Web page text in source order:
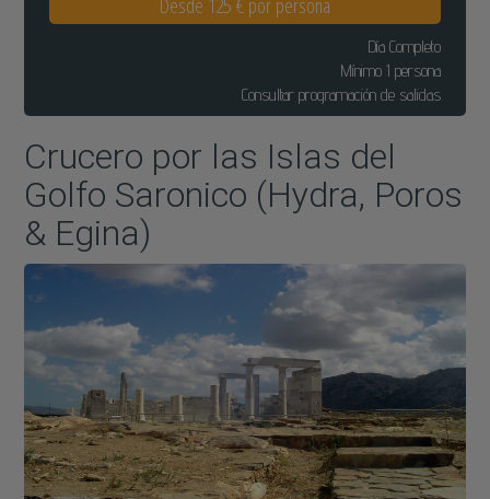
Día Completo
Mínimo 1 persona
Consultar programación de salidas
Crucero por las Islas del
Golfo Saronico (Hydra, Poros
& Egina)